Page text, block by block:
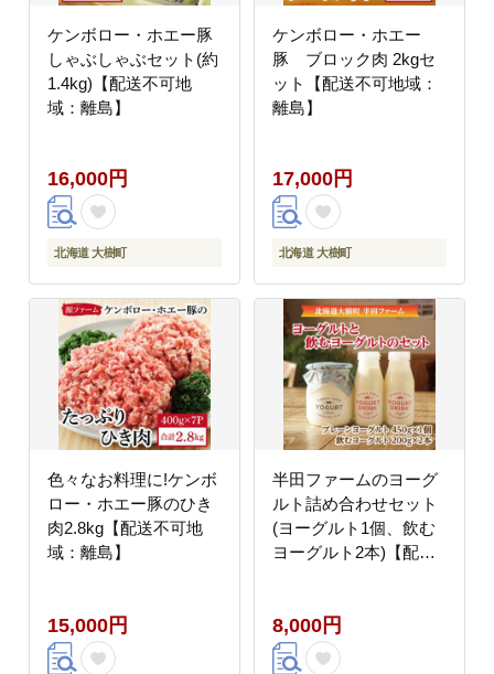
ケンボロー・ホエー豚
しゃぶしゃぶセット(約
1.4kg)【配送不可地
域：離島】
16,000円
北海道 大樹町
ケンボロー・ホエー
豚 ブロック肉 2kgセ
ット【配送不可地域：
離島】
17,000円
北海道 大樹町
色々なお料理に!ケンボ
ロー・ホエー豚のひき
肉2.8kg【配送不可地
域：離島】
15,000円
半田ファームのヨーグ
ルト詰め合わせセット
(ヨーグルト1個、飲む
ヨーグルト2本)【配送
8,000円